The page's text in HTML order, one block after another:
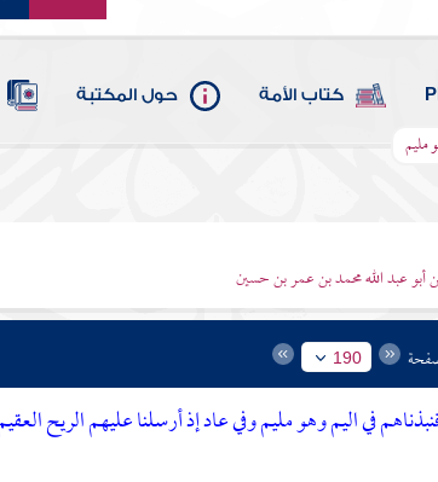
كتاب الأمة حول المكتبة
مليم
أبو عبد الله محمد بن عمر بن حسين
190
في اليم وهو مليموفي عاد إذ أرسلنا عليهم الريح